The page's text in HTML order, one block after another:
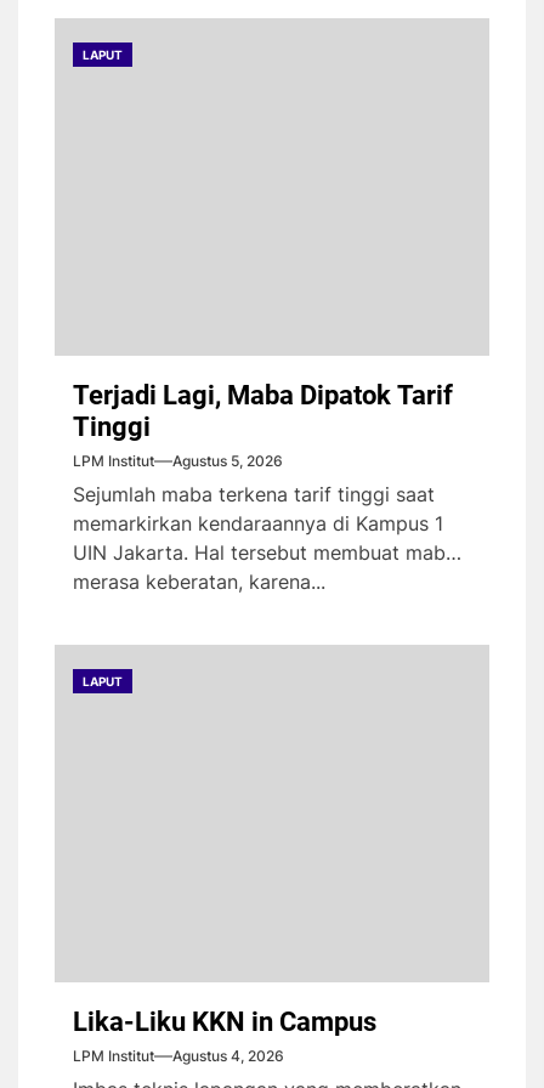
LAPUT
Terjadi Lagi, Maba Dipatok Tarif
Tinggi
LPM Institut Agustus 5, 2026
Sejumlah maba terkena tarif tinggi saat
memarkirkan kendaraannya di Kampus 1
UIN Jakarta. Hal tersebut membuat maba
merasa keberatan, karena...
LAPUT
Lika-Liku KKN in Campus
LPM Institut Agustus 4, 2026